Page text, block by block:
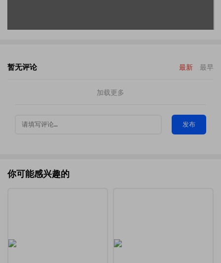
暂无评论 最新 最早
加载更多
发布
你可能感兴趣的